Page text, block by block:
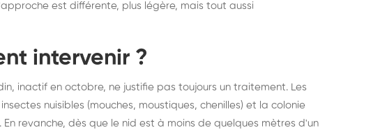
est différente, plus légère, mais tout aussi
intervenir ?
inactif en octobre, ne justifie pas toujours un traitement. Les
nuisibles (mouches, moustiques, chenilles) et la colonie
revanche, dès que le nid est à moins de quelques mètres d'un